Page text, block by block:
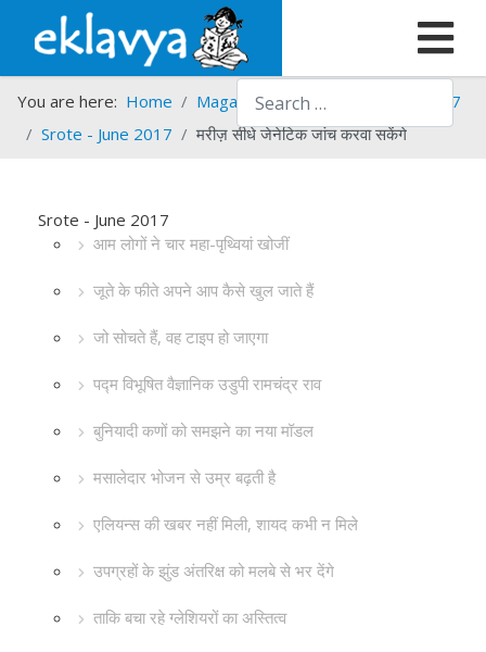
Search
You are here: Home Magazines Srote
Srote - 2017
Srote - June 2017
मरीज़ सीधे जेनेटिक जांच करवा सकेंगे
Srote - June 2017
आम लोगों ने चार महा-पृथ्वियां खोजीं
जूते के फीते अपने आप कैसे खुल जाते हैं
जो सोचते हैं, वह टाइप हो जाएगा
पद्म विभूषित वैज्ञानिक उडुपी रामचंद्र राव
बुनियादी कणों को समझने का नया मॉडल
मसालेदार भोजन से उम्र बढ़ती है
एलियन्स की खबर नहीं मिली, शायद कभी न मिले
उपग्रहों के झुंड अंतरिक्ष को मलबे से भर देंगे
ताकि बचा रहे ग्लेशियरों का अस्तित्व